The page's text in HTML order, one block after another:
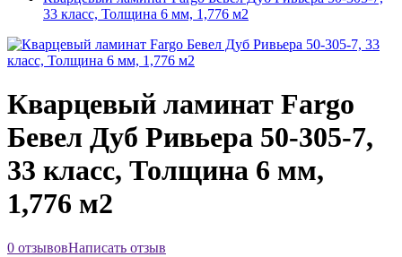
33 класс, Толщина 6 мм, 1,776 м2
Кварцевый ламинат Fargo
Бевел Дуб Ривьера 50-305-7,
33 класс, Толщина 6 мм,
1,776 м2
0 отзывовНаписать отзыв